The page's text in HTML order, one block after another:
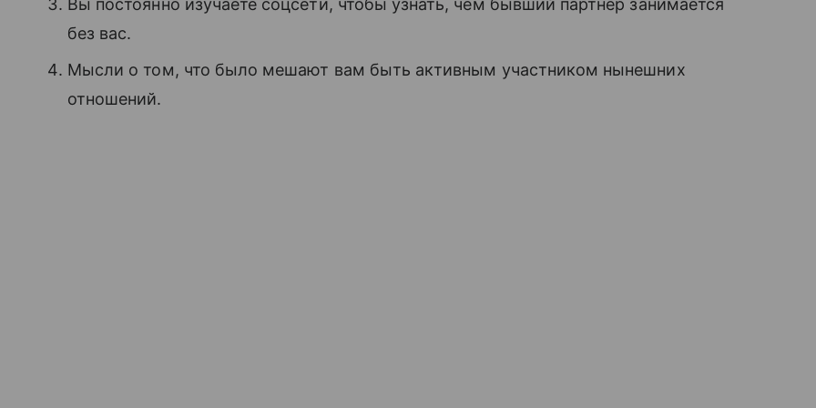
Вы постоянно изучаете соцсети, чтобы узнать, чем бывший партнер занимается
без вас.
Мысли о том, что было мешают вам быть активным участником нынешних
отношений.